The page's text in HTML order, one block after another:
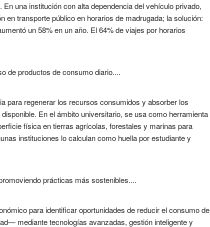
una institución con alta dependencia del vehículo privado,
transporte público en horarios de madrugada; la solución:
un 58% en un año. El 64% de viajes por horarios
de productos de consumo diario....
regenerar los recursos consumidos y absorber los
En el ámbito universitario, se usa como herramienta
física en tierras agrícolas, forestales y marinas para
instituciones lo calculan como huella por estudiante y
prácticas más sostenibles....
para identificar oportunidades de reducir el consumo de
mediante tecnologías avanzadas, gestión inteligente y